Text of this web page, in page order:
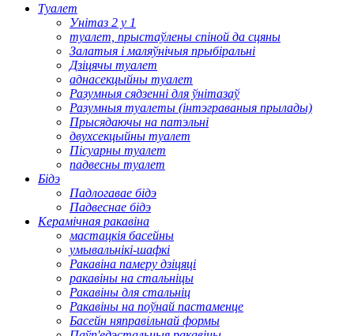
Туалет
Унітаз 2 у 1
туалет, прыстаўлены спіной да сцяны
Залатыя і маляўнічыя прыбіральні
Дзіцячы туалет
аднасекцыйны туалет
Разумныя сядзенні для ўнітазаў
Разумныя туалеты (інтэграваныя прылады)
Прысядаючы на ​​патэльні
двухсекцыйны туалет
Пісуарны туалет
падвесны туалет
Бідэ
Падлогавае бідэ
Падвеснае бідэ
Керамічная ракавіна
мастацкія басейны
умывальнікі-шафкі
Ракавіна памеру дзіцяці
ракавіны на стальніцы
Ракавіны для стальніц
Ракавіны на поўнай пастаменце
Басейн няправільнай формы